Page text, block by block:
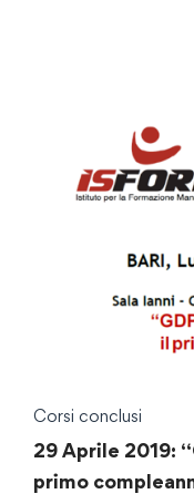
Corsi conclusi
29 Aprile 2019:
primo